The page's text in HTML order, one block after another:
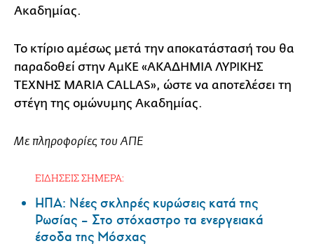
Ακαδημίας.
Το κτίριο αμέσως μετά την αποκατάστασή του θα
παραδοθεί στην ΑμΚΕ «ΑΚΑΔΗΜΙΑ ΛΥΡΙΚΗΣ
ΤΕΧΝΗΣ MARIA CALLAS», ώστε να αποτελέσει τη
στέγη της ομώνυμης Ακαδημίας.
Με πληροφορίες του ΑΠΕ
ΕΙΔΗΣΕΙΣ ΣΗΜΕΡΑ:
ΗΠΑ: Nέες σκληρές κυρώσεις κατά της
Ρωσίας – Στο στόχαστρο τα ενεργειακά
έσοδα της Μόσχας